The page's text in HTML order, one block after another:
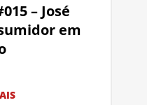
– José
em